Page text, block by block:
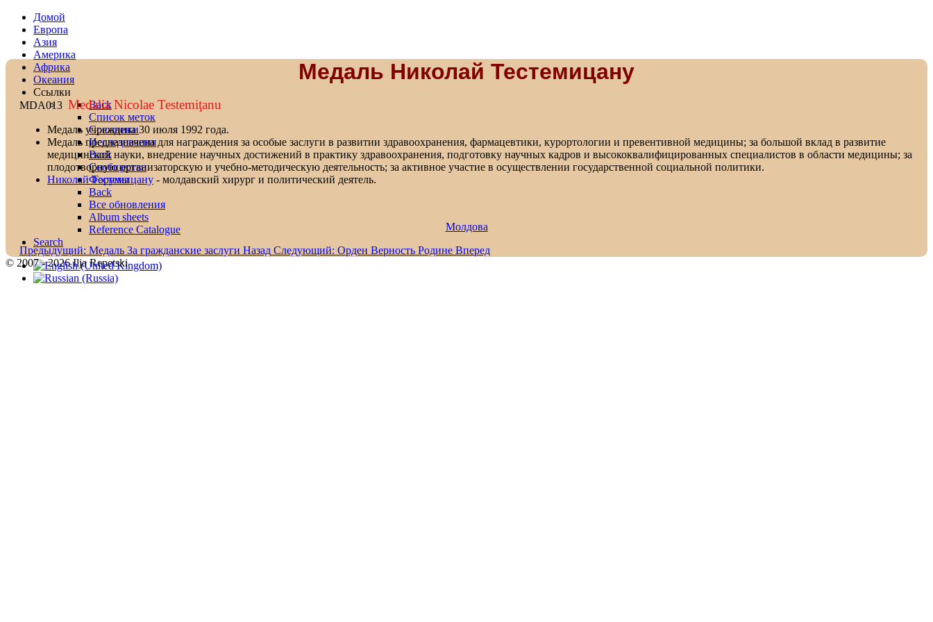
Домой
Европа
Азия
Америка
Африка
Океания
Ссылки
Back
Список меток
Союзники
Исследования
Back
Сообщества
Форумы
Back
Все обновления
Album sheets
Reference Catalogue
Search
Медаль Николай Тестемицану
MDA013 Medalia Nicolae Testemiţanu
Медаль учреждена 30 июля 1992 года.
Медаль предназначена для награждения за особые заслуги в развитии здравоохранения, фармацевтики, курортологии и превентивной медицины; за большой вклад в развитие
медицинской науки, внедрение научных достижений в практику здравоохранения, подготовку научных кадров и высококвалифицированных специалистов в области медицины; за
плодотворную организаторскую и учебно-методическую деятельность; за активное участие в осуществлении государственной социальной политики.
Николай Тестемицану - молдавский хирург и политический деятель.
Молдова
Предыдущий: Медаль За гражданские заслуги Назад Следующий: Орден Верность Родине Вперед
© 2007 - 2026 Ilja Repetski